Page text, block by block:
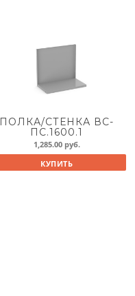
ПОЛКА/СТЕНКА ВС-
ПС.1600.1
1,285.00 руб.
КУПИТЬ